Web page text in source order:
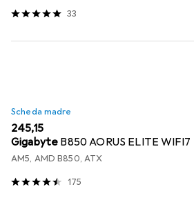
33
Scheda madre
EUR
245,15
Gigabyte B850 AORUS ELITE WIFI7
AM5, AMD B850, ATX
175